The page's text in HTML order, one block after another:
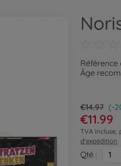
Référence
Âge
€14.97 (-
€11.99
TVA incluse,
d'expédition
Qté : 1